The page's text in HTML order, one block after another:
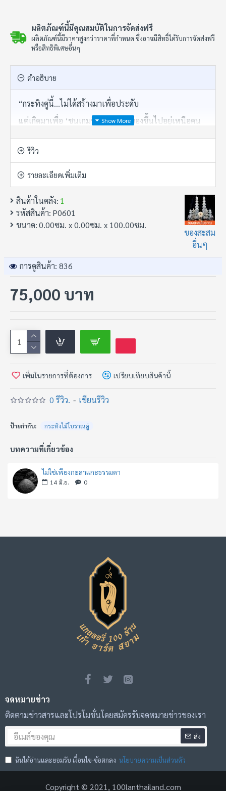
ผลิตภัณฑ์นี้มีคุณสมบัติในการจัดส่งฟรี
ผลิตภัณฑ์นี้มีราคาสูงกว่าราคาที่กำหนด ซึ่งอาจมีสิทธิ์ได้รับการจัดส่งฟรี
หรือสิทธิพิเศษอื่นๆ
คำอธิบาย
“กระทิงคู่นี้…ไม่ได้สร้างมาเพื่อประดับ
แต่เกิดมาเพื่อ ‘ชนเกมชีวิต’ ให้เจ้าของขึ้นไปอยู่เหนือคน
• กระทิงไม้โบราณ “คู่” (มีเพียงคู่เดียว)
• ความสูง 1 เมตร (ใหญ่ เต็มพลัง)
• อายุราว 40–50 ปี (งานเก่าแท้ ไม่ใช่งานใหม่ทำ)
• วัสดุ ไม้เก่าเดิม เนื้อแน่น พลังหยางชัด
• กระทิง…คือสัญลักษณ์ของคนที่ไม่รอใครเปิดทาง
แต่ใช้ “แรงใจ + บารมี” ชนทุกอุปสรรคให้พังลงตรงหน้า
และเมื่อมาเป็น “กระทิงคู่”
มันไม่ใช่พลังเดี่ยวๆ แต่มันคือพลังที่มาเป็นชุด…
• การเงินที่เดินพร้อมกัน
• ธุรกิจที่ขยายพร้อมกัน
• อำนาจที่ไม่ได้มาเดี่ยว แต่ “มาคู่”
กระทิงไม้คู่นี้ผ่านกาลเวลา ผ่านมือเจ้าของเดิม
เก็บพลังของความอดทน วินัย และการยืนระยะ
ไม่ใช่พลังฉาบฉวย
แต่มันเลือกจาก “ใจที่พร้อมชน”
• ตามหลักฮวงจุ้ย (พลังที่หนุนชัด)
• เสริมอำนาจ บารมี ความเป็นผู้นำ
• หนุนการเงิน การลงทุน ตลาดขาขึ้น (พลัง Bull Market)
• กันการแข่งขัน สกัดการเบียด การแทงข้างหลัง
แนะนำตั้ง
• ห้องทำงาน / โต๊ะผู้บริหาร / โถงบริษัท
• หันหน้าออกประตู = พลังเชิงรุก (พร้อมชน พร้อมขึ้น)
รีวิว
รายละเอียดเพิ่มเติม
สินค้าในคลัง: 1
รหัสสินค้า: P0601
ขนาด:0.00ซม. x 0.00ซม. x 100.00ซม.
ของสะสม
อื่นๆ
การดูสินค้า: 836
0 รีวิว. - เขียนรีวิว
75,000 บาท
เพิ่มในรายการที่ต้องการ เปรียบเทียบสินค้านี้
ป้ายกำกับ: กระทิงไม้โบราณคู่
บทความที่เกี่ยวข้อง
ไม่ใช่เพียงกะลาแกะธรรมดา
14 มิ.ย. 0
จดหมายข่าว
ติดตามข่าวสารและโปรโมชั่นโดยสมัครรับจดหมายข่าวของเรา
ส่ง
ฉันได้อ่านและยอมรับ เงื่อนไข-ข้อตกลง นโยบายความเป็นส่วนตัว
Copyright © 2021, 100lanthailand.com